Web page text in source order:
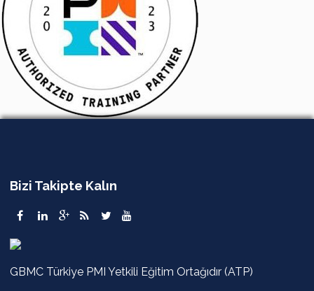
Bizi Takipte Kalın
GBMC Türkiye PMI Yetkili Eğitim Ortağıdır (ATP)